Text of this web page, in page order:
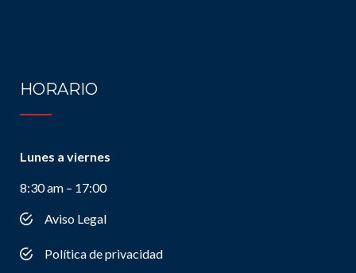
HORARIO
Lunes a viernes
8:30 am – 17:00
Aviso Legal
Política de privacidad